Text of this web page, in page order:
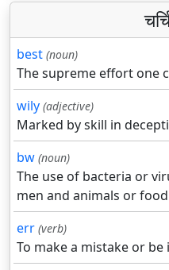
best (noun)
The supreme effort one
wily (adjective)
Marked by skill in
bw (noun)
The use of bacteria or
men and animals or
err (verb)
To make a mistake or be